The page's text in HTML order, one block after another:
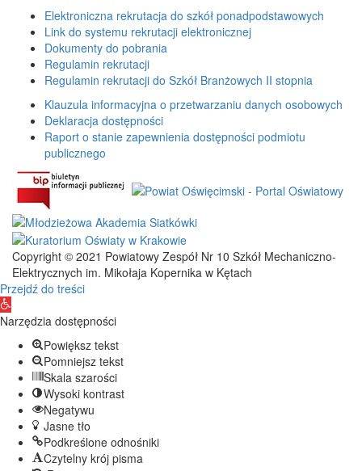
Elektroniczna rekrutacja do szkół ponadpodstawowych
Link do systemu rekrutacji elektronicznej
Dokumenty do pobrania
Regulamin rekrutacji
Regulamin rekrutacji do Szkół Branżowych II stopnia
Klauzula informacyjna o przetwarzaniu danych osobowych
Deklaracja dostępności
Raport o stanie zapewnienia dostępności podmiotu
publicznego
Copyright © 2021 Powiatowy Zespół Nr 10 Szkół Mechaniczno-
Elektrycznych im. Mikołaja Kopernika w Kętach
Przejdź do treści
Otwórz
pasek
narzędzi
Narzędzia dostępności
Powiększ tekst
Pomniejsz tekst
Skala szarości
Wysoki kontrast
Negatywu
Jasne tło
Podkreślone odnośniki
Czytelny krój pisma